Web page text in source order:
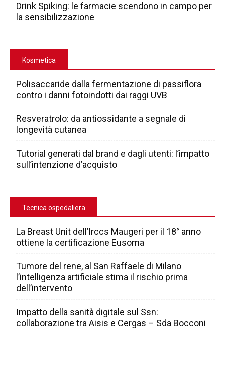
Drink Spiking: le farmacie scendono in campo per
la sensibilizzazione
Kosmetica
Polisaccaride dalla fermentazione di passiflora
contro i danni fotoindotti dai raggi UVB
Resveratrolo: da antiossidante a segnale di
longevità cutanea
Tutorial generati dal brand e dagli utenti: l’impatto
sull’intenzione d’acquisto
Tecnica ospedaliera
La Breast Unit dell’Irccs Maugeri per il 18° anno
ottiene la certificazione Eusoma
Tumore del rene, al San Raffaele di Milano
l’intelligenza artificiale stima il rischio prima
dell’intervento
Impatto della sanità digitale sul Ssn:
collaborazione tra Aisis e Cergas – Sda Bocconi